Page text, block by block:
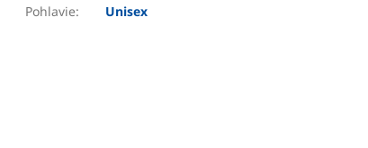
Pohlavie: Unisex